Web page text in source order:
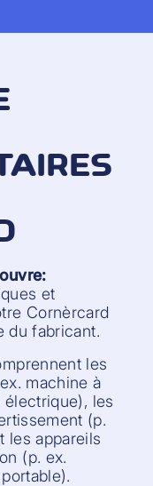
et
Cornèrcard
du fabricant.
les
machine à
électrique), les
(p.
les appareils
(p. ex.